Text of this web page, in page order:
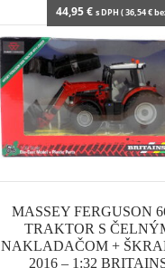
MASSEY FERGUSON
TRAKTOR S
NAKLADAČOM +
2016 – 1:32
44,95€ s DPH (36,54€